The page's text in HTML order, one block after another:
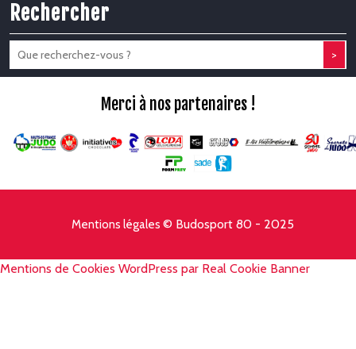
Rechercher
>
Merci à nos partenaires !
Mentions légales © Budosport 80 - 2025
Mentions de Cookies WordPress par Real Cookie Banner